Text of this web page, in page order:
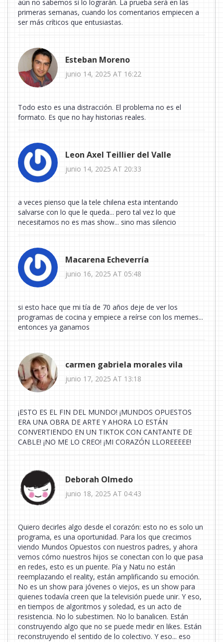
aún no sabemos si lo lograrán. La prueba será en las
primeras semanas, cuando los comentarios empiecen a
ser más críticos que entusiastas.
Esteban Moreno
junio 14, 2025 AT 16:22
Todo esto es una distracción. El problema no es el
formato. Es que no hay historias reales.
Leon Axel Teillier del Valle
junio 14, 2025 AT 20:33
a veces pienso que la tele chilena esta intentando
salvarse con lo que le queda... pero tal vez lo que
necesitamos no es mas show... sino mas silencio
Macarena Echeverría
junio 16, 2025 AT 05:48
si esto hace que mi tía de 70 años deje de ver los
programas de cocina y empiece a reírse con los memes...
entonces ya ganamos
carmen gabriela morales vila
junio 17, 2025 AT 13:18
¡ESTO ES EL FIN DEL MUNDO! ¡MUNDOS OPUESTOS
ERA UNA OBRA DE ARTE Y AHORA LO ESTÁN
CONVERTIENDO EN UN TIKTOK CON CANTANTE DE
CABLE! ¡NO ME LO CREO! ¡MI CORAZÓN LLOREEEEE!
Deborah Olmedo
junio 18, 2025 AT 04:43
Quiero decirles algo desde el corazón: esto no es solo un
programa, es una oportunidad. Para los que crecimos
viendo Mundos Opuestos con nuestros padres, y ahora
vemos cómo nuestros hijos se conectan con lo que pasa
en redes, esto es un puente. Pía y Natu no están
reemplazando el reality, están amplificando su emoción.
No es un show para jóvenes o viejos, es un show para
quienes todavía creen que la televisión puede unir. Y eso,
en tiempos de algoritmos y soledad, es un acto de
resistencia. No lo subestimen. No lo banalicen. Están
construyendo algo que no se puede medir en likes. Están
reconstruyendo el sentido de lo colectivo. Y eso... eso